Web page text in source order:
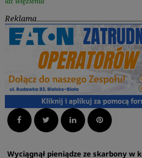
Reklama
Facebook Twitter LinkedInPinterest
Wyciągnął pieniądze ze skarbony w